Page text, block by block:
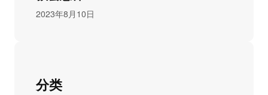
2023年8月10日
分类